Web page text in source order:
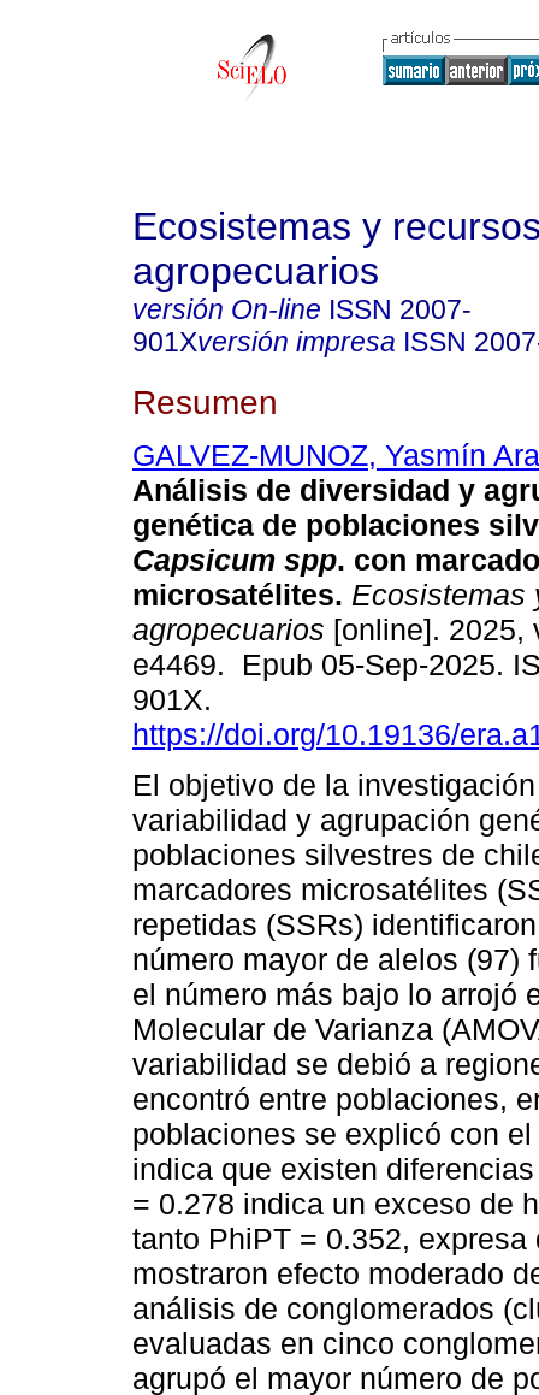
Ecosistemas y
agropecuarios
versión On-line ISSN 2007-
901Xversión impresa ISSN
Resumen
GALVEZ-MUNOZ, Yasmín
Análisis de diversidad y
genética de poblaciones
Capsicum spp. con
microsatélites. Ecosistemas
agropecuarios [online]. 2025,
e4469. Epub 05-Sep-2025.
901X.
https://doi.org/10.19136/
El objetivo de la
variabilidad y agrupación
poblaciones silvestres de
marcadores microsatélites
repetidas (SSRs)
número mayor de alelos (97)
el número más bajo lo arrojó
Molecular de Varianza
variabilidad se debió a
encontró entre poblaciones,
poblaciones se explicó con
indica que existen
= 0.278 indica un exceso de
tanto PhiPT = 0.352,
mostraron efecto moderado
análisis de conglomerados
evaluadas en cinco
agrupó el mayor número de